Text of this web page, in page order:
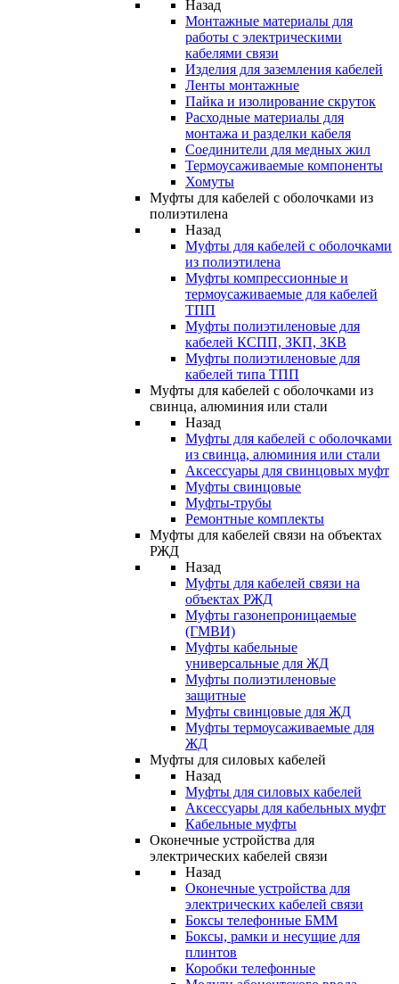
Назад
Монтажные материалы для
работы с электрическими
кабелями связи
Изделия для заземления кабелей
Ленты монтажные
Пайка и изолирование скруток
Расходные материалы для
монтажа и разделки кабеля
Соединители для медных жил
Термоусаживаемые компоненты
Хомуты
Муфты для кабелей с оболочками из
полиэтилена
Назад
Муфты для кабелей с оболочками
из полиэтилена
Муфты компрессионные и
термоусаживаемые для кабелей
ТПП
Муфты полиэтиленовые для
кабелей КСПП, ЗКП, ЗКВ
Муфты полиэтиленовые для
кабелей типа ТПП
Муфты для кабелей с оболочками из
свинца, алюминия или стали
Назад
Муфты для кабелей с оболочками
из свинца, алюминия или стали
Аксессуары для свинцовых муфт
Муфты свинцовые
Муфты-трубы
Ремонтные комплекты
Муфты для кабелей связи на объектах
РЖД
Назад
Муфты для кабелей связи на
объектах РЖД
Муфты газонепроницаемые
(ГМВИ)
Муфты кабельные
универсальные для ЖД
Муфты полиэтиленовые
защитные
Муфты свинцовые для ЖД
Муфты термоусаживаемые для
ЖД
Муфты для силовых кабелей
Назад
Муфты для силовых кабелей
Аксессуары для кабельных муфт
Кабельные муфты
Оконечные устройства для
электрических кабелей связи
Назад
Оконечные устройства для
электрических кабелей связи
Боксы телефонные БММ
Боксы, рамки и несущие для
плинтов
Коробки телефонные